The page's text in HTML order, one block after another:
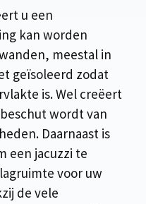
u een
kan worden
meestal in
geïsoleerd zodat
is. Wel creëert
wordt van
Daarnaast is
een jacuzzi te
voor uw
de vele